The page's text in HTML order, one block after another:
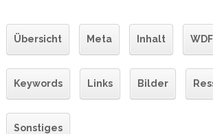
Übersicht Meta Inhalt
Keywords Links Bilder
Sonstiges